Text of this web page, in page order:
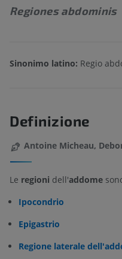
Regiones abdominis
Sinonimo latino: Regio
Definizione
Antoine Micheau,
Le regioni dell'addome
Ipocondrio
Epigastrio
Regione laterale